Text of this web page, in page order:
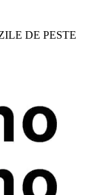
DE PESTE